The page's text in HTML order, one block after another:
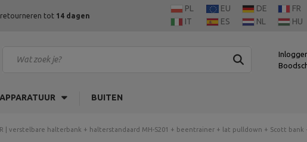
retourneren tot 14 dagen
PL EU DE FR
IT
ES NL HU
BUITEN
| verstelbare halterbank + halterstandaard MH-S201 + beentrainer + lat pulldown + Scott